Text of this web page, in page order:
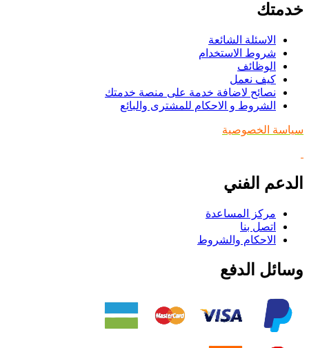
خدمتك
الاسئلة الشائعة
شروط الاستخدام
الوظائف
كيف نعمل
نصائح لاضافة خدمة على منصة خدمتك
الشروط و الاحكام للمشترى والبائع
سياسة الخصوصية
الدعم الفني
مركز المساعدة
اتصل بنا
الاحكام والشروط
وسائل الدفع